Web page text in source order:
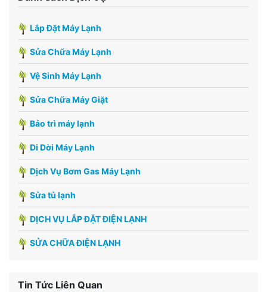
Lắp Đặt Máy Lạnh
Sửa Chữa Máy Lạnh
Vệ Sinh Máy Lạnh
Sửa Chữa Máy Giặt
Bảo trì máy lạnh
Di Dời Máy Lạnh
Dịch Vụ Bơm Gas Máy Lạnh
Sửa tủ lạnh
DỊCH VỤ LẮP ĐẶT ĐIỆN LẠNH
SỬA CHỮA ĐIỆN LẠNH
Tin Tức Liên Quan